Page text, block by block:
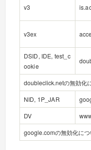
v3
v3ex
DSID, IDE, test_c
ookie
doubleclick.netの無効化
NID, 1P_JAR
DV
google.comの無効化につ